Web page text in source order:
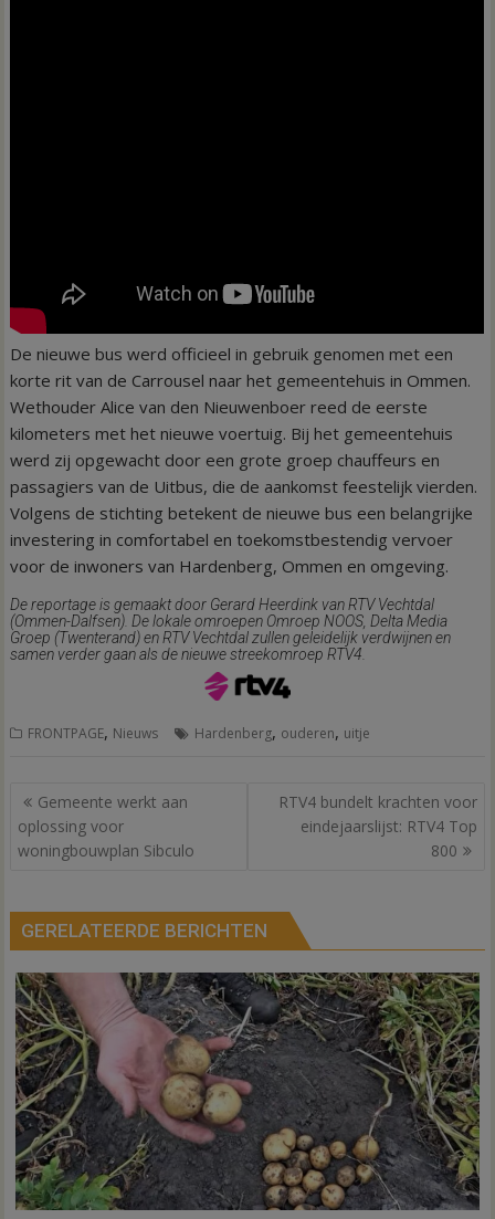
De nieuwe bus werd officieel in gebruik genomen met een
korte rit van de Carrousel naar het gemeentehuis in Ommen.
Wethouder Alice van den Nieuwenboer reed de eerste
kilometers met het nieuwe voertuig. Bij het gemeentehuis
werd zij opgewacht door een grote groep chauffeurs en
passagiers van de Uitbus, die de aankomst feestelijk vierden.
Volgens de stichting betekent de nieuwe bus een belangrijke
investering in comfortabel en toekomstbestendig vervoer
voor de inwoners van Hardenberg, Ommen en omgeving.
De reportage is gemaakt door Gerard Heerdink van RTV Vechtdal
(Ommen-Dalfsen). De lokale omroepen Omroep NOOS, Delta Media
Groep (Twenterand) en RTV Vechtdal zullen geleidelijk verdwijnen en
samen verder gaan als de nieuwe streekomroep RTV4.
FRONTPAGE, Nieuws Hardenberg, ouderen, uitje
Bericht
navigatie
Gemeente werkt aan
oplossing voor
woningbouwplan Sibculo
RTV4 bundelt krachten voor
eindejaarslijst: RTV4 Top
800
GERELATEERDE BERICHTEN